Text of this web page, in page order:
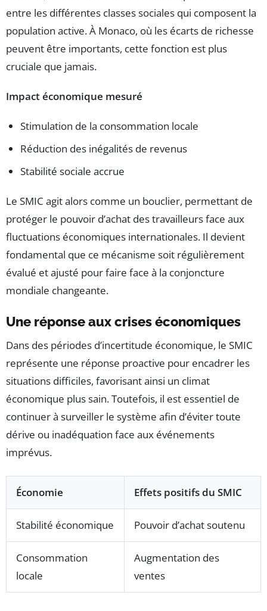
entre les différentes classes sociales qui composent la
population active. À Monaco, où les écarts de richesse
peuvent être importants, cette fonction est plus
cruciale que jamais.
Impact économique mesuré
Stimulation de la consommation locale
Réduction des inégalités de revenus
Stabilité sociale accrue
Le SMIC agit alors comme un bouclier, permettant de
protéger le pouvoir d’achat des travailleurs face aux
fluctuations économiques internationales. Il devient
fondamental que ce mécanisme soit régulièrement
évalué et ajusté pour faire face à la conjoncture
mondiale changeante.
Une réponse aux crises économiques
Dans des périodes d’incertitude économique, le SMIC
représente une réponse proactive pour encadrer les
situations difficiles, favorisant ainsi un climat
économique plus sain. Toutefois, il est essentiel de
continuer à surveiller le système afin d’éviter toute
dérive ou inadéquation face aux événements
imprévus.
Économie Effets positifs du SMIC
Stabilité économique Pouvoir d’achat soutenu
Consommation
locale
Augmentation des
ventes